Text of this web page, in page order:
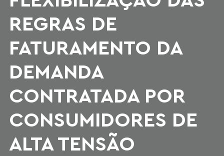
REGRAS DE
FATURAMENTO DA
DEMANDA
CONTRATADA POR
CONSUMIDORES DE
ALTA TENSÃO